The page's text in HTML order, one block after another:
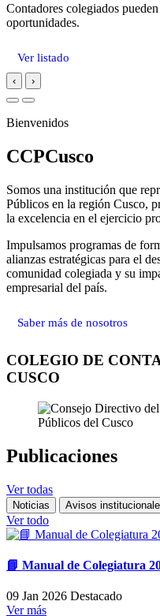
Contadores colegiados
oportunidades.
Ver listado
‹ ›
Bienvenidos
CCPCusco
Somos una institución que
Públicos en la región Cusco,
la excelencia en el ejercicio
Impulsamos programas de
alianzas estratégicas para el
comunidad colegiada y su
empresarial del país.
Saber más de nosotros
COLEGIO DE
CUSCO
Publicaciones
Ver todas
Noticias Avisos
Ver todo
📘 Manual de Colegiatura
09 Jan 2026 Destacado
Ver más